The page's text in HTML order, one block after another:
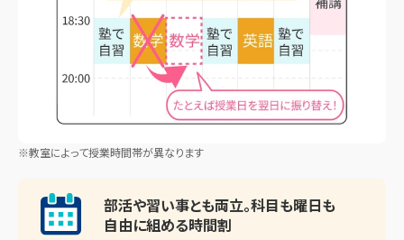
※教室によって授業時間帯が異なります
部活や習い事とも両立。科目も曜日も
自由に組める時間割